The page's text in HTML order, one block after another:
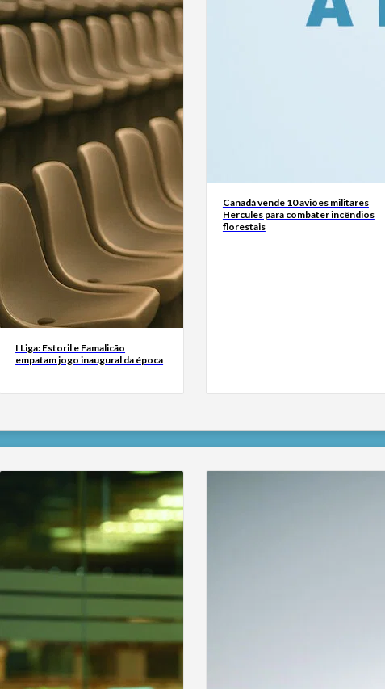
I Liga: Estoril e Famalicão
empatam jogo inaugural da época
Canadá vende 10 aviões militares
Hercules para combater incêndios
florestais